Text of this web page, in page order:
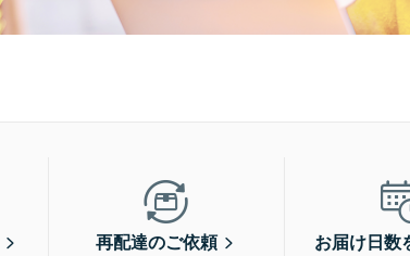
再配達のご依頼 お届け日数